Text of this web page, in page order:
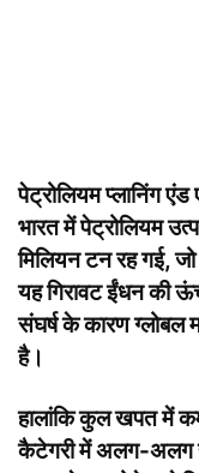
पेट्रोलियम प्लानिंग
भारत में पेट्रोलियम
मिलियन टन रह गई,
यह गिरावट ईंधन की
संघर्ष के कारण ग्लोबल
है।
हालांकि कुल खपत में
कैटेगरी में अलग-अलग